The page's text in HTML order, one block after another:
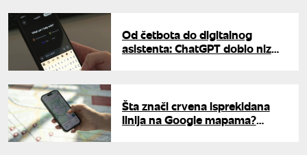
Od četbota do digitalnog
asistenta: ChatGPT dobio niz
Šta znači crvena isprekidana
linija na Google mapama?